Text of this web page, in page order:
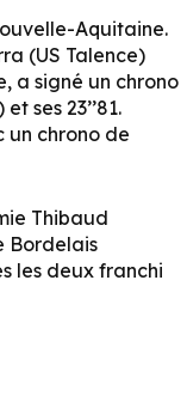
Aquitaine.
(US Talence)
a signé un chrono
ses 23’’81.
un chrono de
Thibaud
Bordelais
les deux franchi